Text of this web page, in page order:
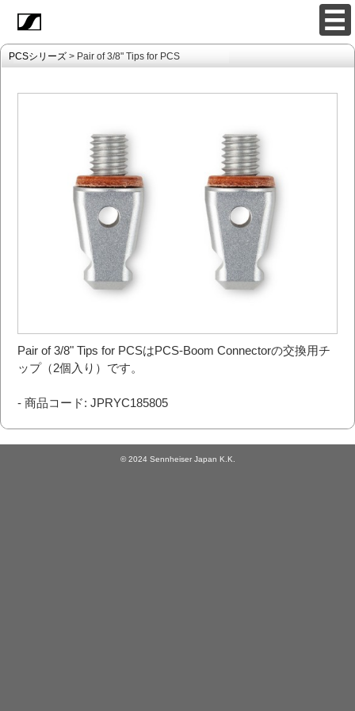
PCSシリーズ > Pair of 3/8" Tips for PCS
Pair of 3/8" Tips for PCSはPCS-Boom Connectorの交換用チ
ップ（2個入り）です。
- 商品コード: JPRYC185805
© 2024 Sennheiser Japan K.K.